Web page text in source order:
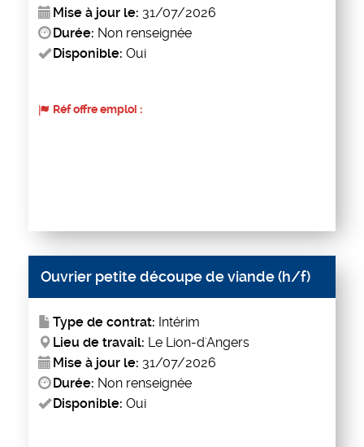
Mise à jour le: 31/07/2026
Durée: Non renseignée
Disponible: Oui
Réf offre emploi :
Ouvrier petite découpe de viande (h/f)
Type de contrat: Intérim
Lieu de travail: Le Lion-d'Angers
Mise à jour le: 31/07/2026
Durée: Non renseignée
Disponible: Oui